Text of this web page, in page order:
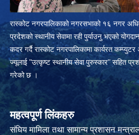
रास्कोट नगरपालिकाको नगरसभाको १६ नगर
प्रदेशको स्थानीय सेवामा रही पुर्याउनु भएको
कदर गर्दै रास्कोट नगरपालिकामा कार्यरत
ज्यूलाई "उत्कृष्ट स्थानीय सेवा पुरुस्कार" सहित
गरेको छ ।
महत्वपूर्ण लिंकहरु
संघिय मामिला तथा सामान्य प्रशासन